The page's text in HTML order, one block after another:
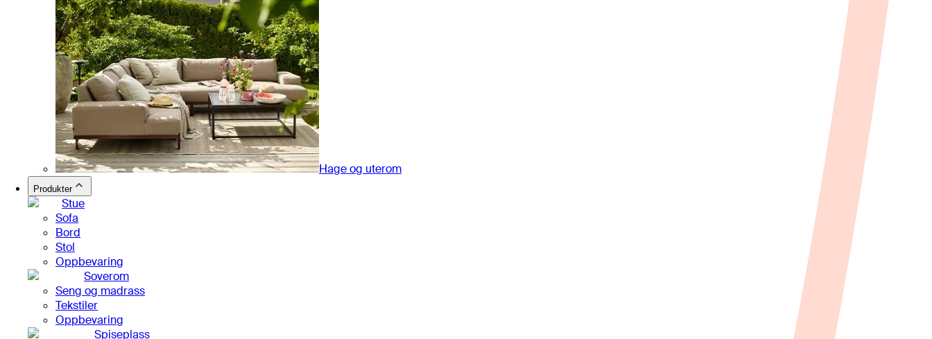
Hage og uterom
Produkter
Stue
Sofa
Bord
Stol
Oppbevaring
Soverom
Seng og madrass
Tekstiler
Oppbevaring
Spiseplass